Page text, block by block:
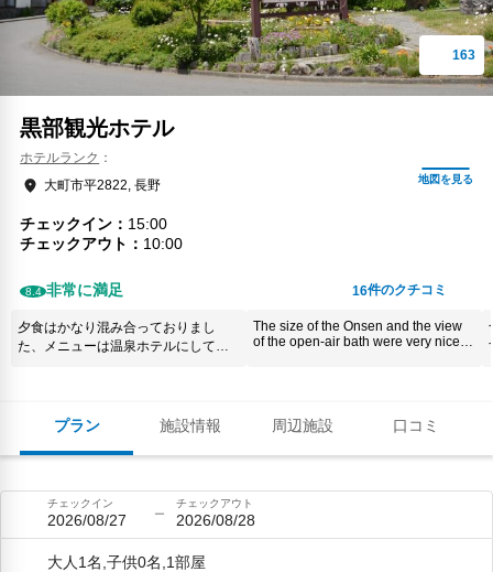
プラン 施設情報 周辺施設 口コミ
黒部観光ホテル
ホテルランク
大町市平2822, 長野
チェックイン
15:00
チェックアウト
10:00
8.4 非常に満足 16件のクチコミ
夕食はかなり混み合っておりまし
た、メニューは温泉ホテルにしては
ているのは良かったです。 連休中で
な。
The size of the Onsen and the view
of the open-air bath were very nice.
チェックイン
2026/08/27
チェックアウト
2026/08/28
大人1名,子供0名,1部屋